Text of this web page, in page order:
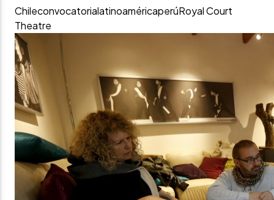
ChileconvocatorialatinoaméricaperúRoyal Court
Theatre